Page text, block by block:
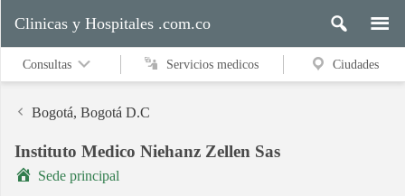
Servicios
medicos
Clinicas y Hospitales .com.co
Consultas Servicios medicos Ciudades
Bogotá, Bogotá D.C
Instituto Medico Niehanz Zellen Sas
Sede principal